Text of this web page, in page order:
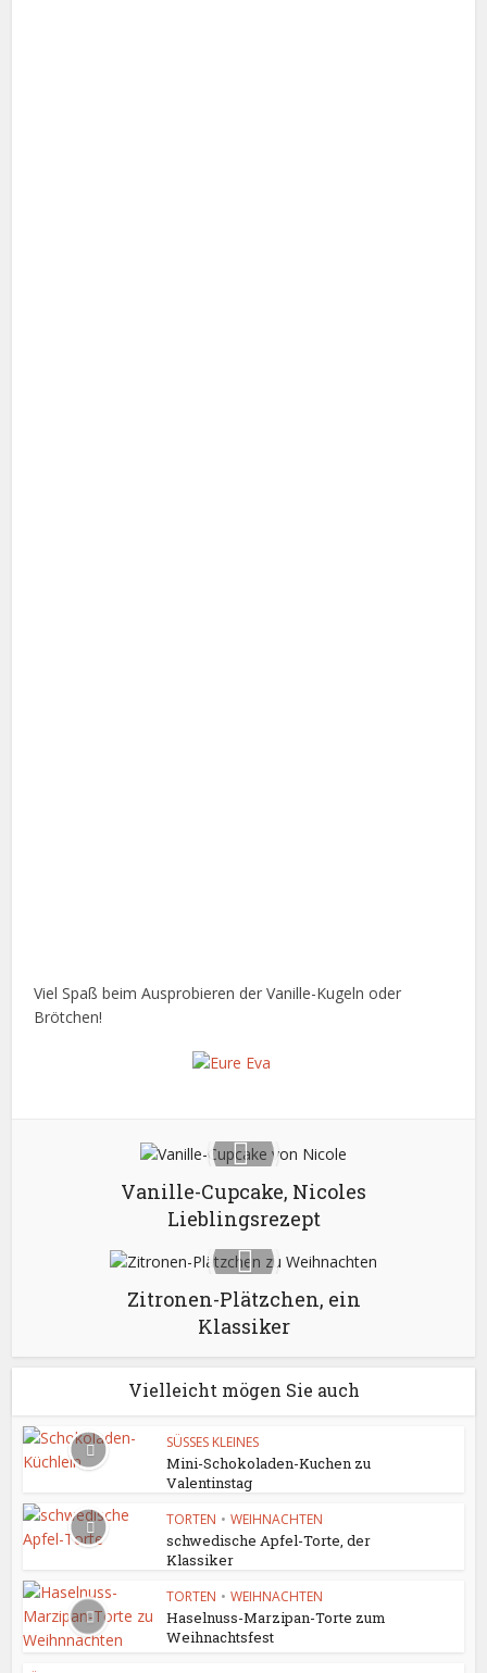
Viel Spaß beim Ausprobieren der Vanille-Kugeln oder
Brötchen!
Vanille-Cupcake, Nicoles
Lieblingsrezept
Zitronen-Plätzchen, ein
Klassiker
Vielleicht mögen Sie auch
SÜSSES KLEINES
Mini-Schokoladen-Kuchen zu
Valentinstag
TORTEN • WEIHNACHTEN
schwedische Apfel-Torte, der
Klassiker
TORTEN • WEIHNACHTEN
Haselnuss-Marzipan-Torte zum
Weihnachtsfest